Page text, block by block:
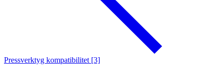
Pressverktyg kompatibilitet [3]